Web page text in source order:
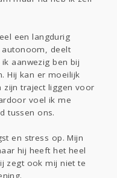
een langdurig
autonoom, deelt
aanwezig ben bij
Hij kan er moeilijk
zijn traject liggen voor
voel ik me
tussen ons.
en stress op. Mijn
hij heeft het heel
zegt ook mij niet te